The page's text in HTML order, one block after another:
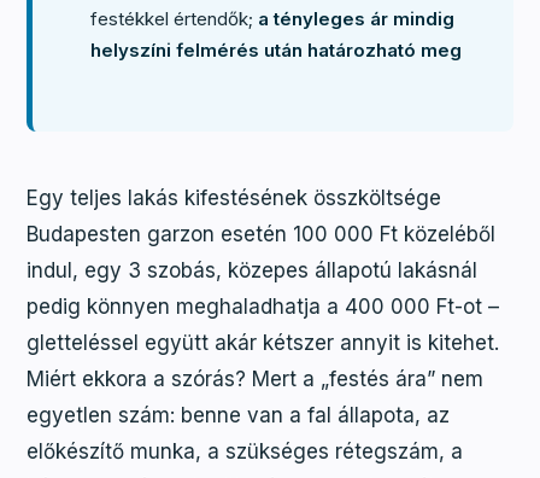
festékkel értendők; a tényleges ár mindig
helyszíni felmérés után határozható meg
Egy teljes lakás kifestésének összköltsége
Budapesten garzon esetén 100 000 Ft közeléből
indul, egy 3 szobás, közepes állapotú lakásnál
pedig könnyen meghaladhatja a 400 000 Ft-ot –
gletteléssel együtt akár kétszer annyit is kitehet.
Miért ekkora a szórás? Mert a „festés ára” nem
egyetlen szám: benne van a fal állapota, az
előkészítő munka, a szükséges rétegszám, a